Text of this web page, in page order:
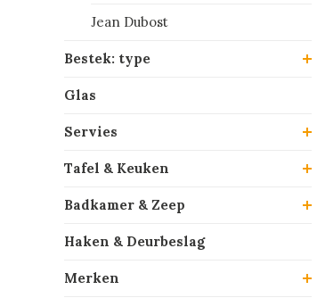
Jean Dubost
Bestek: type
Glas
Servies
Tafel & Keuken
Badkamer & Zeep
Haken & Deurbeslag
Merken